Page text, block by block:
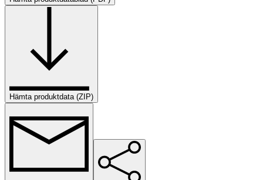
Hämta produktdata (ZIP)